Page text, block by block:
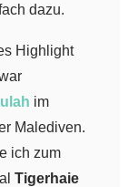
dazu.
Highlight
im
Malediven.
ich zum
Tigerhaie